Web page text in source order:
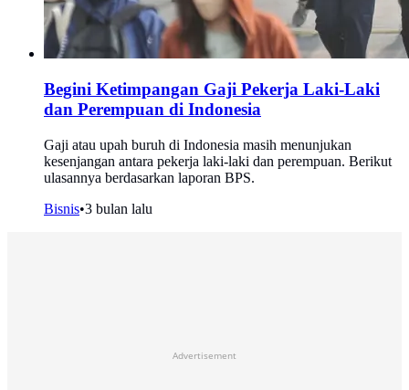
Begini Ketimpangan Gaji Pekerja Laki-Laki
dan Perempuan di Indonesia
Gaji atau upah buruh di Indonesia masih menunjukan
kesenjangan antara pekerja laki-laki dan perempuan. Berikut
ulasannya berdasarkan laporan BPS.
Bisnis•3 bulan lalu
Advertisement